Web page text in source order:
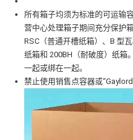
所有箱子均须为标准的可运输
营中心处理箱子期间充分保护
RSC（普通开槽纸箱）、B 型
纸箱和 200BH（耐破度）纸箱
一起或绑在一起。
禁止使用销售点容器或“Gaylord